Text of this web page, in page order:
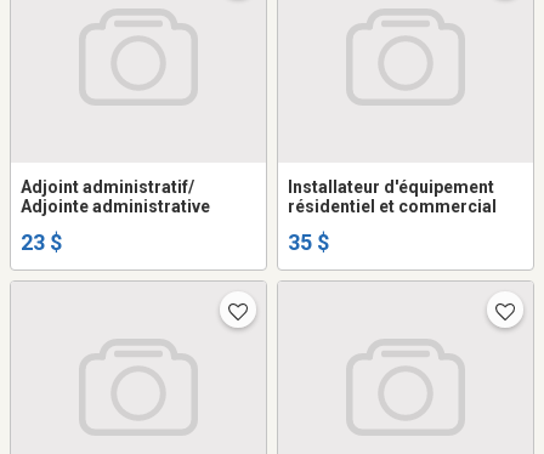
Adjoint administratif/
Adjointe administrative
23 $
Installateur d'équipement
résidentiel et commercial
35 $